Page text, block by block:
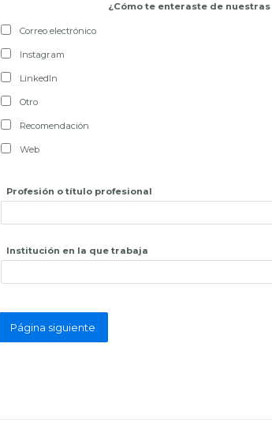
¿Cómo te enteraste de
Correo electrónico
Instagram
LinkedIn
Otro
Recomendación
Web
Profesión o título profesional
Institución en la que trabaja